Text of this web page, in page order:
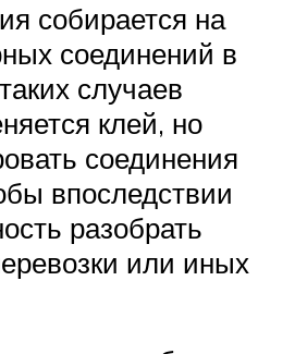
собирается на
соединений в
случаев
клей, но
соединения
впоследствии
разобрать
или иных